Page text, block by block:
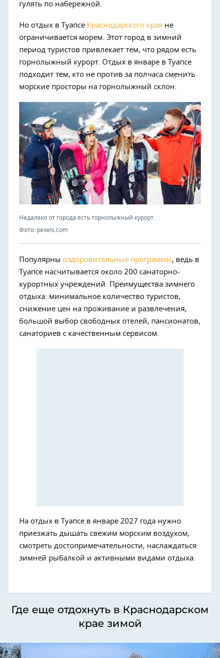
гулять по набережной.
Но отдых в Туапсе Краснодарского края не
ограничивается морем. Этот город в зимний
период туристов привлекает тем, что рядом есть
горнолыжный курорт. Отдых в январе в Туапсе
подходит тем, кто не против за полчаса сменить
морские просторы на горнолыжный склон.
Недалеко от города есть горнолыжный курорт.
Фото: pexels.com
Популярны оздоровительные программы, ведь в
Туапсе насчитывается около 200 санаторно-
курортных учреждений. Преимущества зимнего
отдыха: минимальное количество туристов,
снижение цен на проживание и развлечения,
большой выбор свободных отелей, пансионатов,
санаториев с качественным сервисом.
На отдых в Туапсе в январе 2027 года нужно
приезжать дышать свежим морским воздухом,
смотреть достопримечательности, наслаждаться
зимней рыбалкой и активными видами отдыха.
Где еще отдохнуть в Краснодарском
крае зимой